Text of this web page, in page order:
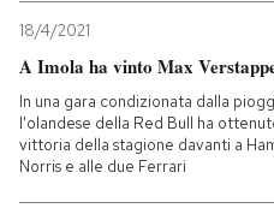
SHOP
CALENDARIO
18/4/2021
A Imola ha vinto Max
In una gara condizionata dalla
l'olandese della Red Bull ha
vittoria della stagione davanti a
Norris e alle due Ferrari